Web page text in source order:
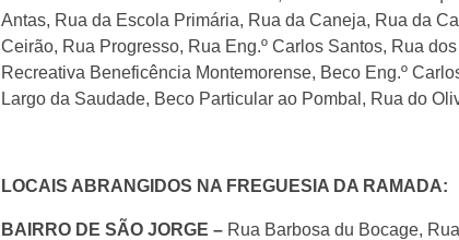
Antas, Rua da Escola Primária, Rua da Caneja, Rua da
Ceirão, Rua Progresso, Rua Eng.º Carlos Santos, Rua
Recreativa Beneficência Montemorense, Beco Eng.º
Largo da Saudade, Beco Particular ao Pombal, Rua do
LOCAIS ABRANGIDOS NA FREGUESIA DA RAMADA:
BAIRRO DE SÃO JORGE – Rua Barbosa du Bocage,